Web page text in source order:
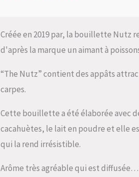
Créée en 2019 par, la bouillette Nutz
d'après la marque un aimant à
“The Nutz” contient des appâts
carpes.
Cette bouillette a été élaborée avec
cacahuètes, le lait en poudre et elle
qui la rend irrésistible.
Arôme très agréable qui est